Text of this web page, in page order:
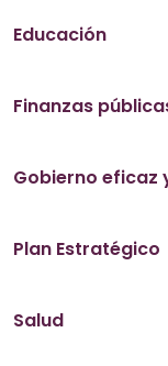
Educación
Finanzas
Gobierno eficaz
Plan Estratégico
Salud